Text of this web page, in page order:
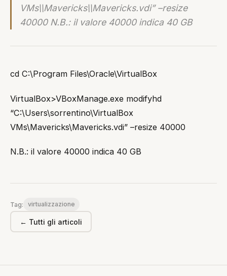
VMs\\Mavericks\\Mavericks.vdi” –resize
40000 N.B.: il valore 40000 indica 40 GB
cd C:\Program Files\Oracle\VirtualBox
VirtualBox>VBoxManage.exe modifyhd
“C:\Users\sorrentino\VirtualBox
VMs\Mavericks\Mavericks.vdi” –resize 40000
N.B.: il valore 40000 indica 40 GB
Tag: virtualizzazione
← Tutti gli articoli